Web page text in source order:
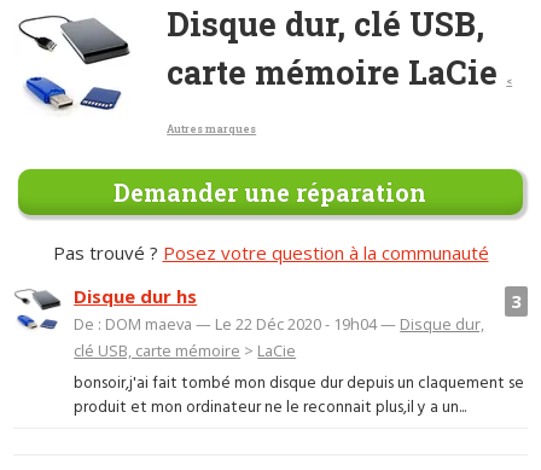
Disque dur, clé USB,
carte mémoire LaCie
<
Autres marques
Demander une réparation
Pas trouvé ? Posez votre question à la communauté
3
Disque dur hs
De : DOM maeva — Le 22 Déc 2020 - 19h04 — Disque dur,
clé USB, carte mémoire > LaCie
bonsoir,j'ai fait tombé mon disque dur depuis un claquement se
produit et mon ordinateur ne le reconnait plus,il y a un...